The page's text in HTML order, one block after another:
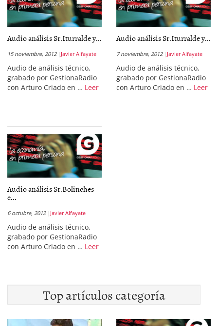
Audio análisis Sr.Iturralde y...
15 noviembre, 2012 Javier Alfayate
Audio de análisis técnico,
grabado por GestionaRadio
con Arturo Criado en … Leer
Audio análisis Sr.Iturralde y...
7 noviembre, 2012 Javier Alfayate
Audio de análisis técnico,
grabado por GestionaRadio
con Arturo Criado en … Leer
Audio análisis Sr.Bolinches
e...
6 octubre, 2012 Javier Alfayate
Audio de análisis técnico,
grabado por GestionaRadio
con Arturo Criado en … Leer
Top artículos categoría